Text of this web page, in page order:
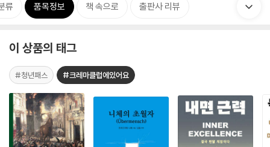
류 품목정보 책 속으로 출판사 리뷰
이 상품의 태그
#청년패스 #크레마클럽에있어요